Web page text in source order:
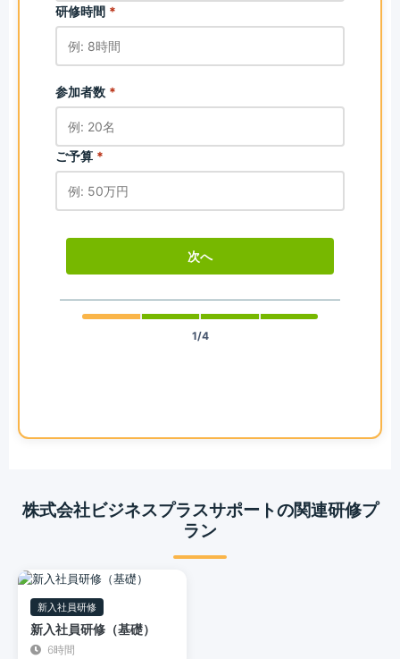
研修時間 *
参加者数 *
ご予算 *
次へ
1/4
株式会社ビジネスプラスサポートの関連研修プ
ラン
新入社員研修
新入社員研修（基礎）
6時間